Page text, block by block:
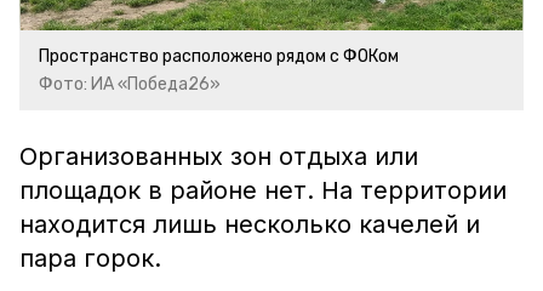
Пространство расположено рядом с ФОКом
Фото: ИА «Победа26»
Организованных зон отдыха или
площадок в районе нет. На территории
находится лишь несколько качелей и
пара горок.